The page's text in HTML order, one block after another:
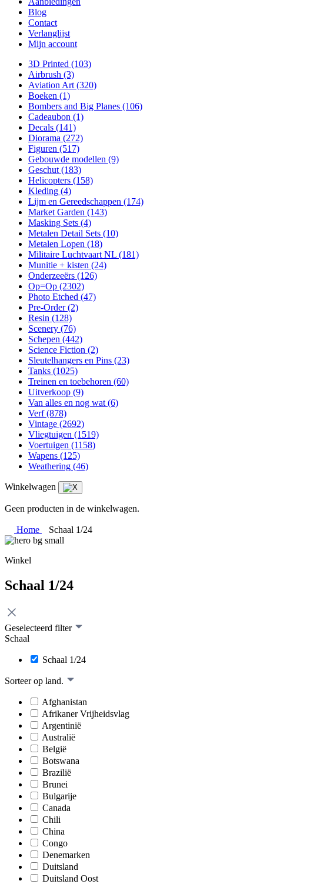
Blog
Contact
Verlanglijst
Mijn account
3D Printed (103)
Airbrush (3)
Aviation Art (320)
Boeken (1)
Bombers and Big Planes (106)
Cadeaubon (1)
Decals (141)
Diorama (272)
Figuren (517)
Gebouwde modellen (9)
Geschut (183)
Helicopters (158)
Kleding (4)
Lijm en Gereedschappen (174)
Market Garden (143)
Masking Sets (4)
Metalen Detail Sets (10)
Metalen Lopen (18)
Militaire Luchtvaart NL (181)
Munitie + kisten (24)
Onderzeeërs (126)
Op=Op (2302)
Photo Etched (47)
Pre-Order (2)
Resin (128)
Scenery (76)
Schepen (442)
Science Fiction (2)
Sleutelhangers en Pins (23)
Tanks (1025)
Treinen en toebehoren (60)
Uitverkoop (9)
Van alles en nog wat (6)
Verf (878)
Vintage (2692)
Vliegtuigen (1519)
Voertuigen (1158)
Wapens (125)
Weathering (46)
Winkelwagen
Geen producten in de winkelwagen.
Home Schaal 1/24
Winkel
Schaal 1/24
Geselecteerd filter
Schaal
Schaal 1/24
Sorteer op land.
Afghanistan
Afrikaner Vrijheidsvlag
Argentinië
Australië
België
Botswana
Brazilië
Brunei
Bulgarije
Canada
Chili
China
Congo
Denemarken
Duitsland
Duitsland Oost